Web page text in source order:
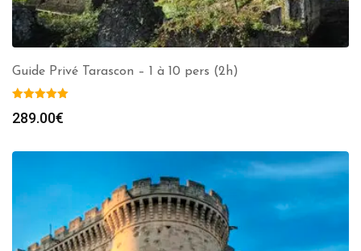
Guide Privé Tarascon – 1 à 10 pers (2h)
289.00€